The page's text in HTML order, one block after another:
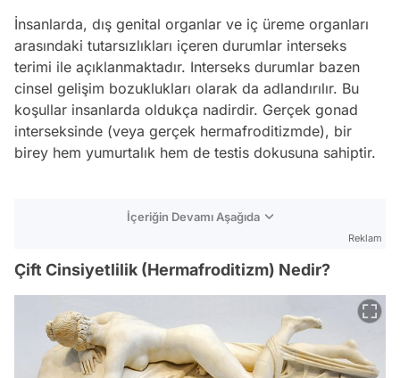
İnsanlarda, dış genital organlar ve iç üreme organları
arasındaki tutarsızlıkları içeren durumlar interseks
terimi ile açıklanmaktadır. Interseks durumlar bazen
cinsel gelişim bozuklukları olarak da adlandırılır. Bu
koşullar insanlarda oldukça nadirdir. Gerçek gonad
interseksinde (veya gerçek hermafroditizmde), bir
birey hem yumurtalık hem de testis dokusuna sahiptir.
İçeriğin Devamı Aşağıda
Reklam
Çift Cinsiyetlilik (Hermafroditizm) Nedir?